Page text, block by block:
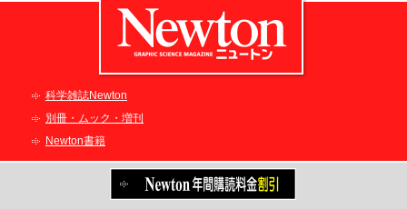
科学雑誌Newton
別冊・ムック・増刊
Newton書籍